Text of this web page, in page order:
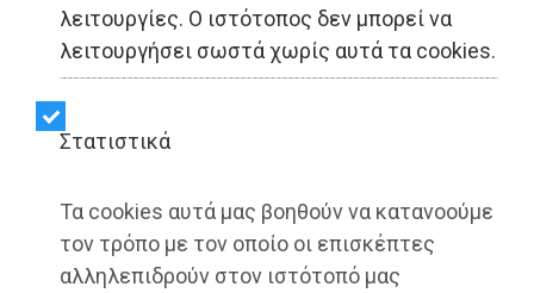
λειτουργίες. Ο ιστότοπος δεν μπορεί να
λειτουργήσει σωστά χωρίς αυτά τα cookies.
Στατιστικά
Τα cookies αυτά μας βοηθούν να κατανοούμε
τον τρόπο με τον οποίο οι επισκέπτες
αλληλεπιδρούν στον ιστότοπό μας
LIFESTYLE - Νέα Μάκρη
Δήμος Μαραθώνος:
Αόρατα βιβλία, ορατή…
προχειρότητα